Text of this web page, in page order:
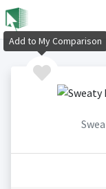
Add to My Comparison